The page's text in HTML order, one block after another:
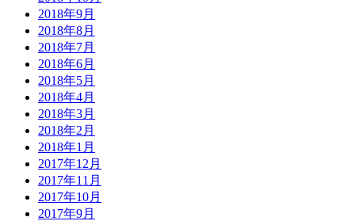
2018年9月
2018年8月
2018年7月
2018年6月
2018年5月
2018年4月
2018年3月
2018年2月
2018年1月
2017年12月
2017年11月
2017年10月
2017年9月